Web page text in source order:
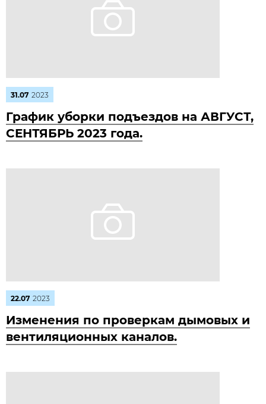
31.07 2023
График уборки подъездов на АВГУСТ,
СЕНТЯБРЬ 2023 года.
22.07 2023
Изменения по проверкам дымовых и
вентиляционных каналов.